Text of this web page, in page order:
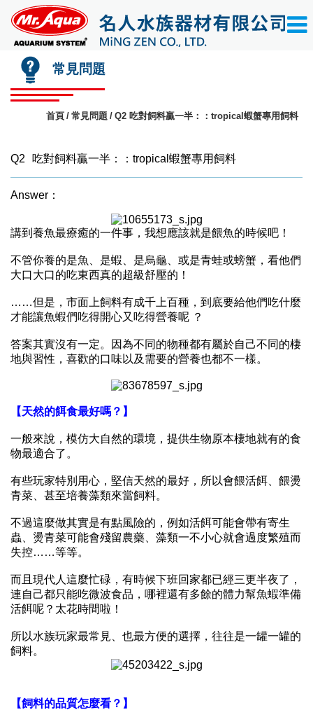
常見問題
首頁 常見問題 Q2 吃對飼料贏一半：：tropical蝦蟹專用飼料
Q2 吃對飼料贏一半：：tropical蝦蟹專用飼料
Answer：
講到養魚最療癒的一件事，我想應該就是餵魚的時候吧！
不管你養的是魚、是蝦、是烏龜、或是青蛙或螃蟹，看他們
大口大口的吃東西真的超級舒壓的！
……但是，市面上飼料有成千上百種，到底要給他們吃什麼
才能讓魚蝦們吃得開心又吃得營養呢 ？
答案其實沒有一定。因為不同的物種都有屬於自己不同的棲
地與習性，喜歡的口味以及需要的營養也都不一樣。
【天然的餌食最好嗎？】
一般來說，模仿大自然的環境，提供生物原本棲地就有的食
物最適合了。
有些玩家特別用心，堅信天然的最好，所以會餵活餌、餵燙
青菜、甚至培養藻類來當飼料。
不過這麼做其實是有點風險的，例如活餌可能會帶有寄生
蟲、燙青菜可能會殘留農藥、藻類一不小心就會過度繁殖而
失控……等等。
而且現代人這麼忙碌，有時候下班回家都已經三更半夜了，
連自己都只能吃微波食品，哪裡還有多餘的體力幫魚蝦準備
活餌呢？太花時間啦！
所以水族玩家最常見、也最方便的選擇，往往是一罐一罐的
飼料。
【飼料的品質怎麼看？】